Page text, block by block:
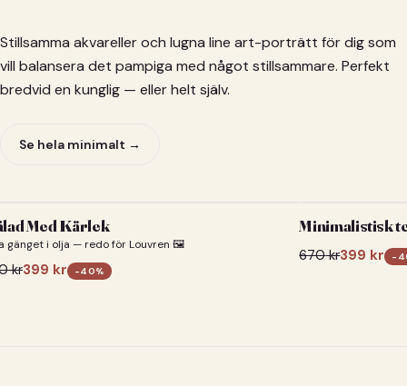
Stillsamma akvareller och lugna line art-porträtt för dig som
vill balansera det pampiga med något stillsammare. Perfekt
bredvid en kunglig — eller helt själv.
Se hela minimalt →
Med Kärlek
gänget i olja — redo för Louvren 🖼️
kr399 kr -40%
Minimalistisk
670kr399 kr -